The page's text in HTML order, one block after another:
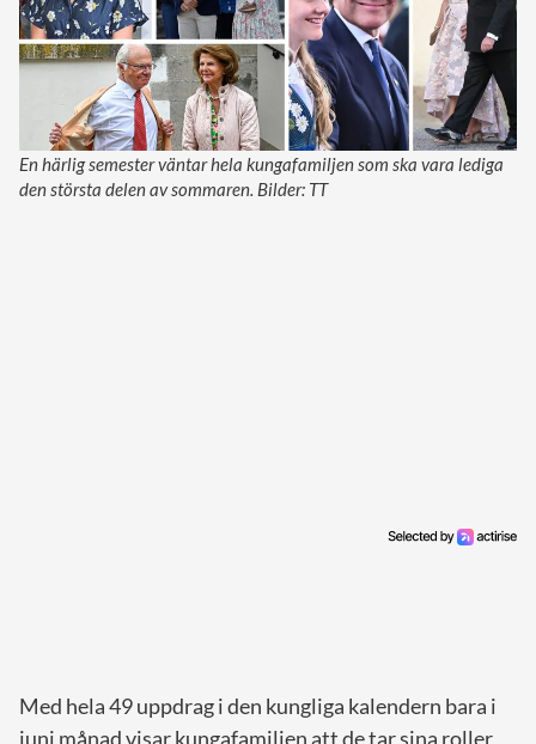
En härlig semester väntar hela kungafamiljen som ska vara lediga
den största delen av sommaren. Bilder: TT
Med hela 49 uppdrag i den kungliga kalendern bara i
juni månad visar kungafamiljen att de tar sina roller